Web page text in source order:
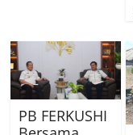
PB FERKUSHI